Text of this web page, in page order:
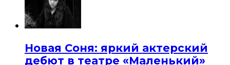
Новая Соня: яркий актерский
дебют в театре «Маленький»